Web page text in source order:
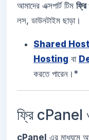
আমাদের এক্সপার্ট টিম ফ্রি
লস, ডাউনটাইম ছাড়া।
Shared
Hosting বা
করতে পারেন।*
ফ্রি
cPanel এর মাধ্যমে